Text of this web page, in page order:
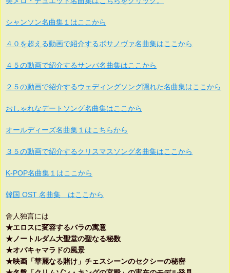
シャンソン名曲集１はここから
４０を超える動画で紹介するボサノヴァ名曲集はここから
４５の動画で紹介するサンバ名曲集はここから
２５の動画で紹介するウェディングソング隠れた名曲集はここから
おしゃれなデートソング名曲集はここから
オールディーズ名曲集１はこちらから
３５の動画で紹介するクリスマスソング名曲集はここから
K-POP名曲集１はここから
韓国 OST 名曲集 はここから
舎人独言には
★エロスに変容するバラの寓意
★ノートルダム大聖堂の聖なる秘数
★オパキャマラドの風景
★映画「華麗なる賭け」チェスシーンのセクシーの秘密